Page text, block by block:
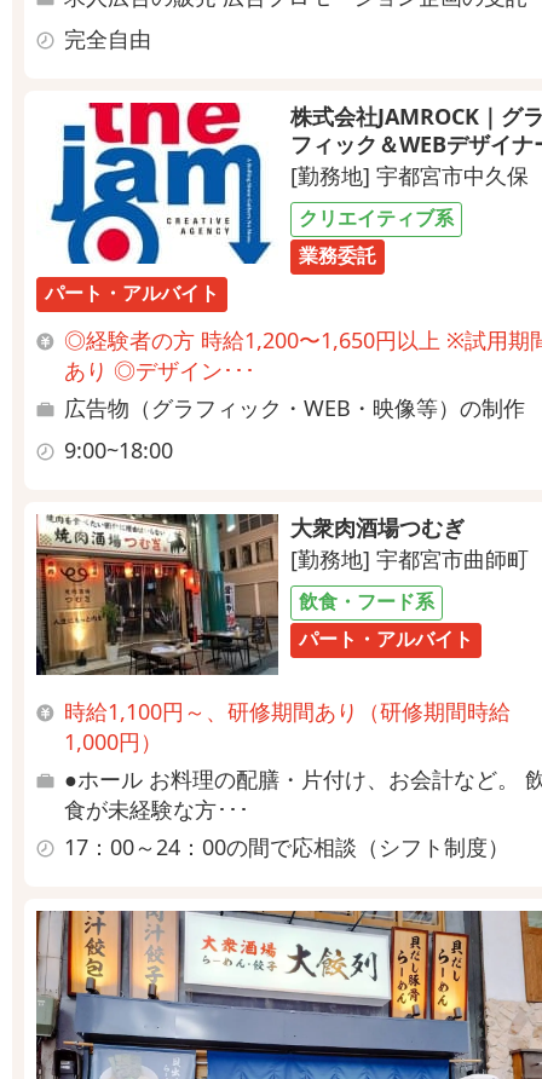
完全自由
株式会社JAMROCK｜グ
フィック＆WEBデザイナ
[勤務地] 宇都宮市中久保
クリエイティブ系
業務委託
パート・アルバイト
◎経験者の方 時給1,200〜1,650円以上 ※試用期
あり ◎デザイン･･･
広告物（グラフィック・WEB・映像等）の制作
9:00~18:00
大衆肉酒場つむぎ
[勤務地] 宇都宮市曲師町
飲食・フード系
パート・アルバイト
時給1,100円～、研修期間あり（研修期間時給
1,000円）
●ホール お料理の配膳・片付け、お会計など。
食が未経験な方･･･
17：00～24：00の間で応相談（シフト制度）